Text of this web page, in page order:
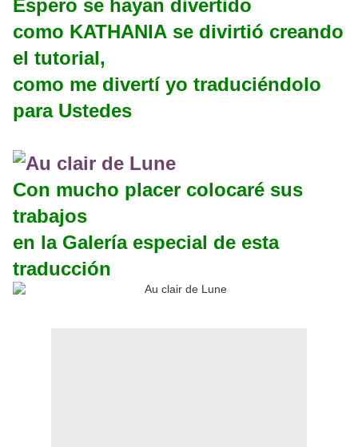
Espero se hayan divertido
como KATHANIA se divirtió creando
el tutorial,
como me divertí yo traduciéndolo
para Ustedes
Con mucho placer colocaré sus
trabajos
en la Galería especial de esta
traducción